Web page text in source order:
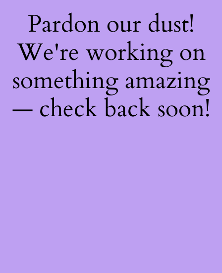
Pardon our dust!
We're working on
something amazing
— check back soon!